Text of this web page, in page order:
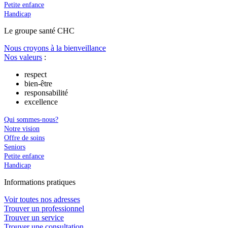
Petite enfance
Handicap
Le groupe santé CHC
Nous croyons à la bienveillance
Nos valeurs :
respect
bien-être
responsabilité
excellence
Qui sommes-nous?
Notre vision
Offre de soins
Seniors
Petite enfance
Handicap
Informations pratiques
Voir toutes nos adresses
Trouver un professionnel
Trouver un service